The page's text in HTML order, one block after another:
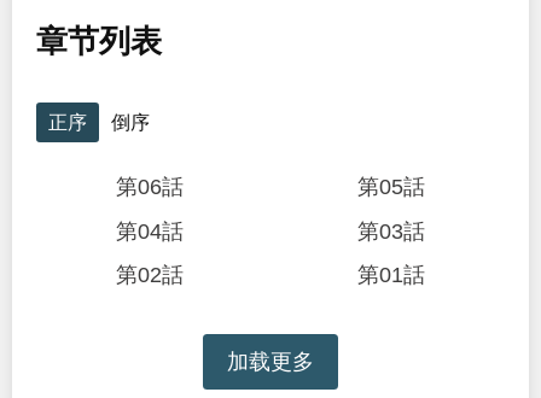
章节列表
正序 倒序
第06話
第05話
第04話
第03話
第02話
第01話
加载更多